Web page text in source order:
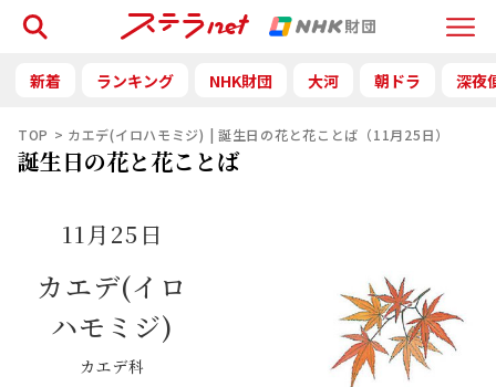
Menu
検索
新着 ランキング NHK財団 大河 朝ドラ 深夜
TOP カエデ(イロハモミジ) | 誕生日の花と花ことば（11月25日）
誕生日の花と花ことば
11月25日
カエデ(イロ
ハモミジ)
カエデ科